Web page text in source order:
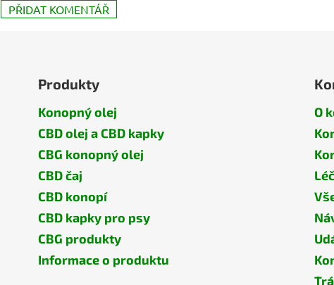
PŘIDAT KOMENTÁŘ
Produkty
Konopný olej
CBD olej a CBD kapky
CBG konopný olej
CBD čaj
CBD konopí
CBD kapky pro psy
CBG produkty
Informace o produktu
O